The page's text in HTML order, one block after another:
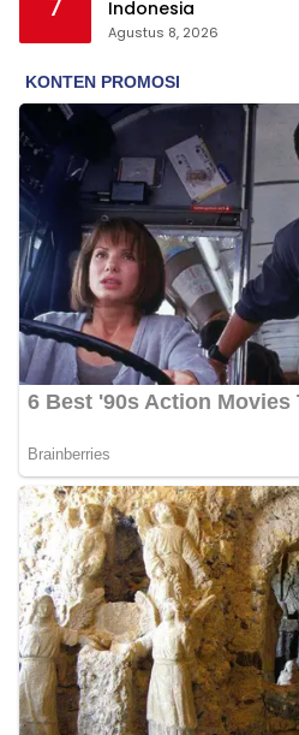
7
Indonesia
Agustus 8, 2026